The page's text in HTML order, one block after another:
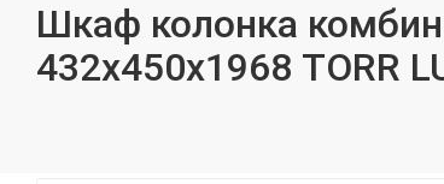
Шкаф колонка
432х450х1968 TORR